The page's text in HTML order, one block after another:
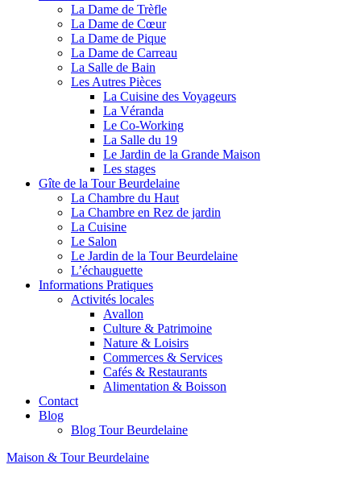
La Dame de Trèfle
La Dame de Cœur
La Dame de Pique
La Dame de Carreau
La Salle de Bain
Les Autres Pièces
La Cuisine des Voyageurs
La Véranda
Le Co-Working
La Salle du 19
Le Jardin de la Grande Maison
Les stages
Gîte de la Tour Beurdelaine
La Chambre du Haut
La Chambre en Rez de jardin
La Cuisine
Le Salon
Le Jardin de la Tour Beurdelaine
L’échauguette
Informations Pratiques
Activités locales
Avallon
Culture & Patrimoine
Nature & Loisirs
Commerces & Services
Cafés & Restaurants
Alimentation & Boisson
Contact
Blog
Blog Tour Beurdelaine
Maison & Tour Beurdelaine